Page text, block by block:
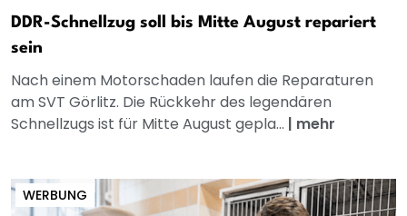
DDR-Schnellzug soll bis Mitte August repariert
sein
Nach einem Motorschaden laufen die Reparaturen
am SVT Görlitz. Die Rückkehr des legendären
Schnellzugs ist für Mitte August gepla... | mehr
WERBUNG